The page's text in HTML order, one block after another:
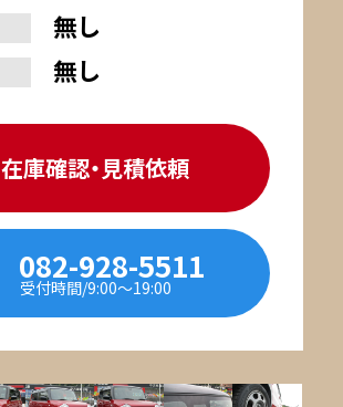
無し
無し
在庫確認・見積依頼
082-928-5511
受付時間/9:00〜19:00